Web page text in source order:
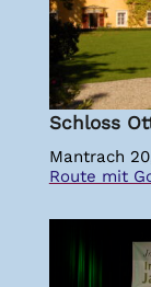
Schloss
Mantrach
Route mit